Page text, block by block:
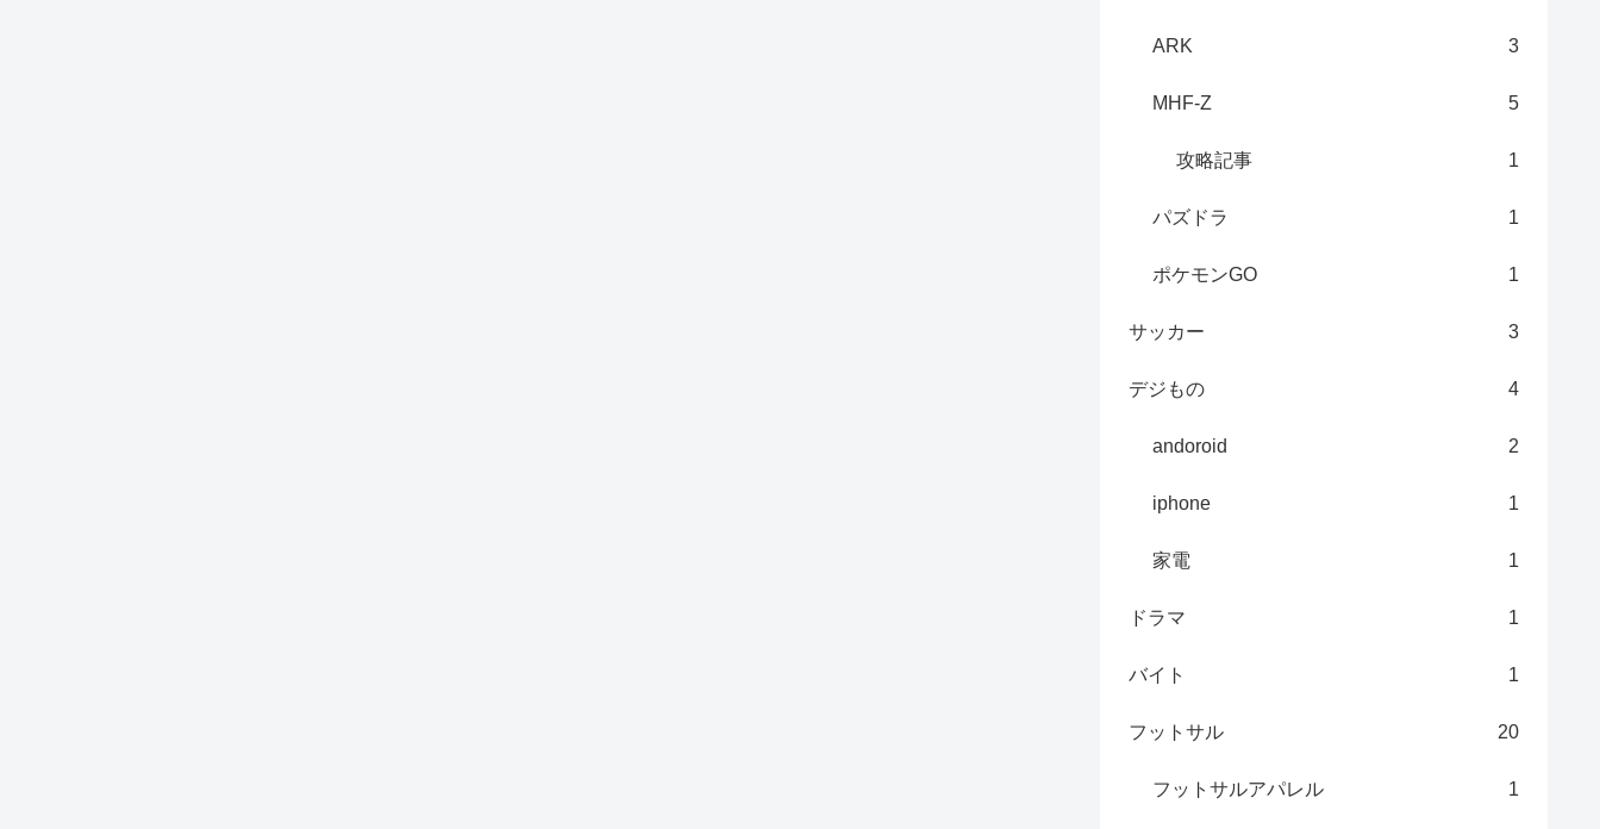
ARK 3
MHF-Z 5
攻略記事 1
パズドラ 1
ポケモンGO 1
サッカー 3
デジもの 4
andoroid 2
iphone 1
家電 1
ドラマ 1
バイト 1
フットサル 20
フットサルアパレル 1